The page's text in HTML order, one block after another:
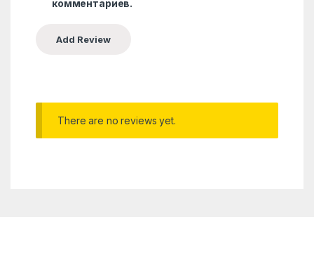
комментариев.
There are no reviews yet.